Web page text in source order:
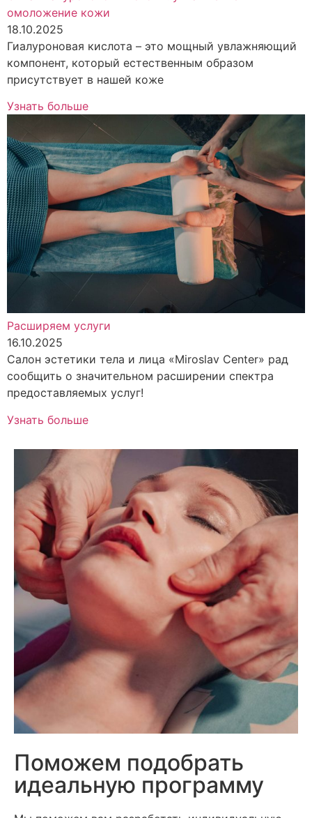
омоложение кожи
18.10.2025
Гиалуроновая кислота – это мощный увлажняющий
компонент, который естественным образом
присутствует в нашей коже
Узнать больше
Расширяем услуги
16.10.2025
Салон эстетики тела и лица «Miroslav Center» рад
сообщить о значительном расширении спектра
предоставляемых услуг!
Узнать больше
Поможем подобрать
идеальную программу